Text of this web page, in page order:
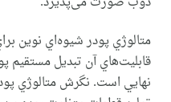
متالوژي پودر شيوه‌اي نوين
قابليت‌هاي آن تبديل مستقيم
نهايي است. نگرش متالوژي